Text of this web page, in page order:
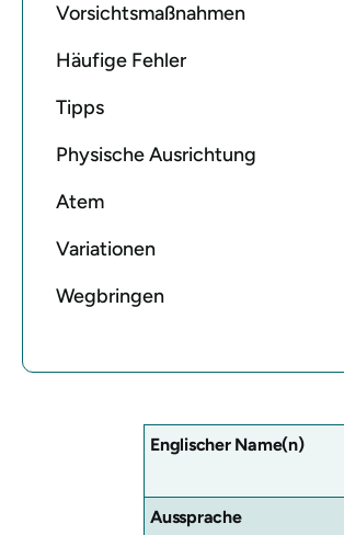
Vorsichtsmaßnahmen
Häufige Fehler
Tipps
Physische Ausrichtung
Atem
Variationen
Wegbringen
Englischer Name(n)
Aussprache